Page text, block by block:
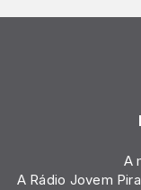
A
A Rádio Jovem